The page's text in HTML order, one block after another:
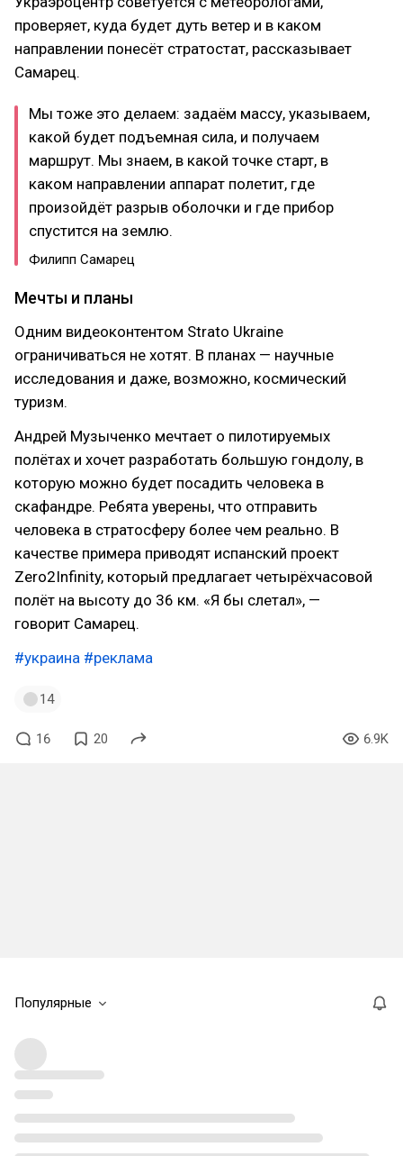
проверяет, куда будет дуть ветер и в каком
направлении понесёт стратостат, рассказывает
Самарец.
Мы тоже это делаем: задаём массу, указываем,
какой будет подъемная сила, и получаем
маршрут. Мы знаем, в какой точке старт, в
каком направлении аппарат полетит, где
произойдёт разрыв оболочки и где прибор
спустится на землю.
Филипп Самарец
Мечты и планы
Одним видеоконтентом Strato Ukraine
ограничиваться не хотят. В планах — научные
исследования и даже, возможно, космический
туризм.
Андрей Музыченко мечтает о пилотируемых
полётах и хочет разработать большую гондолу, в
которую можно будет посадить человека в
скафандре. Ребята уверены, что отправить
человека в стратосферу более чем реально. В
качестве примера приводят испанский проект
Zero2Infinity, который предлагает четырёхчасовой
полёт на высоту до 36 км. «Я бы слетал», —
говорит Самарец.
#украина #реклама
14
16 20 6.9K
Популярные